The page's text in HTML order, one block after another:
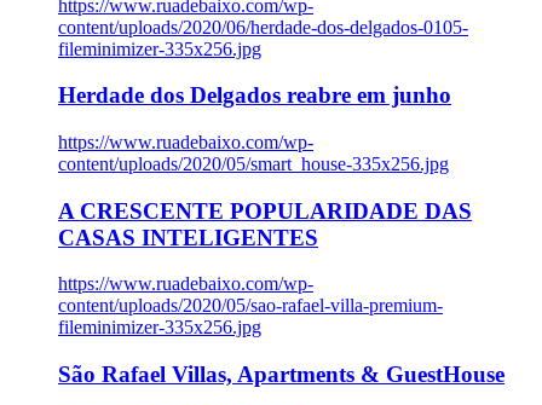
https://www.ruadebaixo.com/wp-
content/uploads/2020/06/herdade-dos-delgados-0105-
fileminimizer-335x256.jpg
Herdade dos Delgados reabre em junho
https://www.ruadebaixo.com/wp-
content/uploads/2020/05/smart_house-335x256.jpg
A CRESCENTE POPULARIDADE DAS
CASAS INTELIGENTES
https://www.ruadebaixo.com/wp-
content/uploads/2020/05/sao-rafael-villa-premium-
fileminimizer-335x256.jpg
São Rafael Villas, Apartments & GuestHouse